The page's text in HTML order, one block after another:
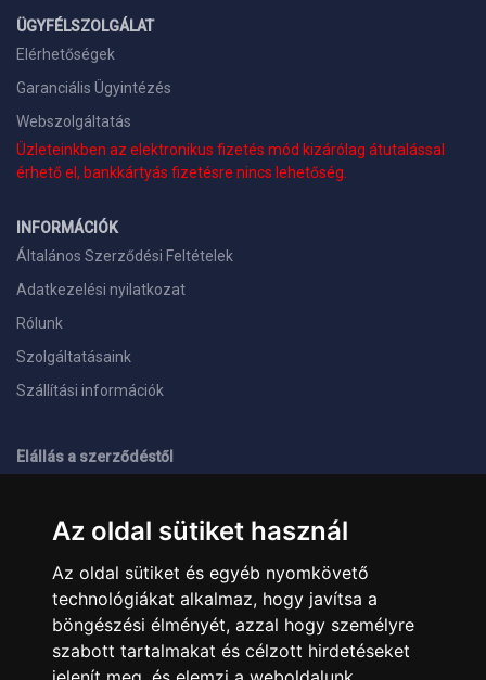
Az oldal sütiket használ
Az oldal sütiket és egyéb nyomkövető
technológiákat alkalmaz, hogy javítsa a
böngészési élményét, azzal hogy személyre
szabott tartalmakat és célzott hirdetéseket
ÜGYFÉLSZOLGÁLAT
Elérhetőségek
Garanciális Ügyintézés
Webszolgáltatás
Üzleteinkben az elektronikus fizetés mód kizárólag átutalással
érhető el, bankkártyás fizetésre nincs lehetőség.
INFORMÁCIÓK
Általános Szerződési Feltételek
Adatkezelési nyilatkozat
Rólunk
Szolgáltatásaink
Szállítási információk
Elállás a szerződéstől
+36 1 445 4161
info@landcomputer.hu
1148 Budapest, Nagy Lajos király útja 24.
Nyitvatartás és kapcsolat
PARTNEREINK